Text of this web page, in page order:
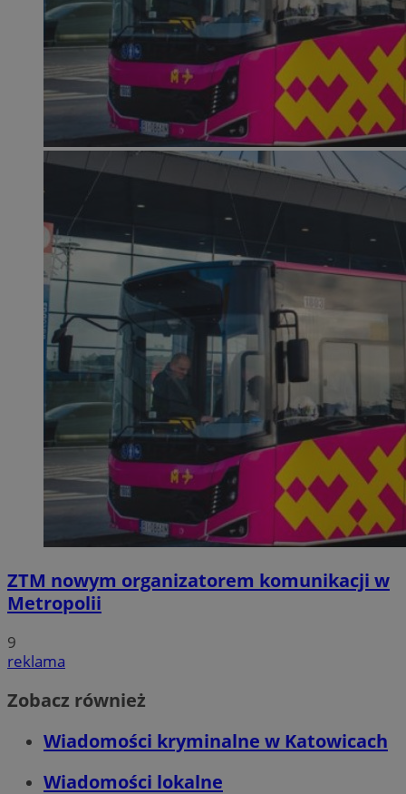
ZTM nowym organizatorem komunikacji w
Metropolii
9
reklama
Zobacz również
Wiadomości kryminalne w Katowicach
Wiadomości lokalne